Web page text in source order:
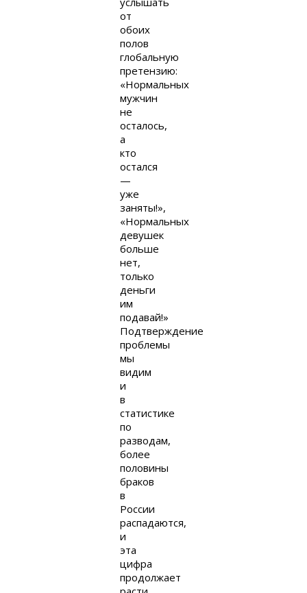
от
обоих
полов
глобальную
претензию:
«Нормальных
мужчин
не
осталось,
а
кто
остался
—
уже
заняты!»,
«Нормальных
девушек
больше
нет,
только
деньги
им
подавай!»
Подтверждение
проблемы
мы
видим
и
в
статистике
по
разводам,
более
половины
браков
в
России
распадаются,
и
эта
цифра
продолжает